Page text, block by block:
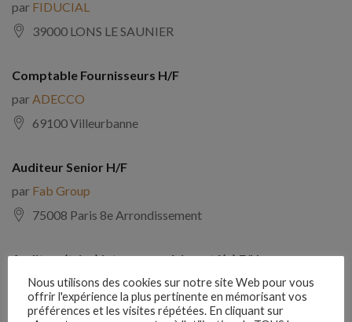
par FIDUCIAL
39000 LONS LE SAUNIER
Comptable Fournisseurs H/F
par ADECCO
69100 Villeurbanne
Auditeur Senior H/F
par Fab Group
75008 Paris 8e Arrondissement
Auditeur(trice) interne expérimenté(e) F/H
parComptabilite Emploi
39130 Châtillon
Nous utilisons des cookies sur notre site Web pour vous
offrir l'expérience la plus pertinente en mémorisant vos
préférences et les visites répétées. En cliquant sur